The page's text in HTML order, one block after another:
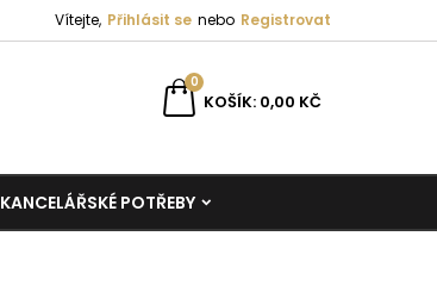
Vítejte, Přihlásit se nebo Registrovat
KOŠÍK
0
0,00 KČ
KANCELÁŘSKÉ POTŘEBY